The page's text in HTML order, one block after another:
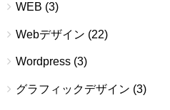
WEB (3)
Webデザイン (22)
Wordpress (3)
グラフィックデザイン (3)